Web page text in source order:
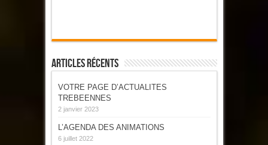
Articles Récents
VOTRE PAGE D’ACTUALITES
TREBEENNES
2 janvier 2023
L’AGENDA DES ANIMATIONS
6 juillet 2022